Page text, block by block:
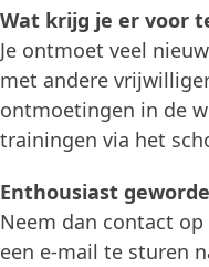
Wat krijg je er voor
Je ontmoet veel
met andere
ontmoetingen in de
trainingen via het
Enthousiast
Neem dan contact
een e-mail te sturen